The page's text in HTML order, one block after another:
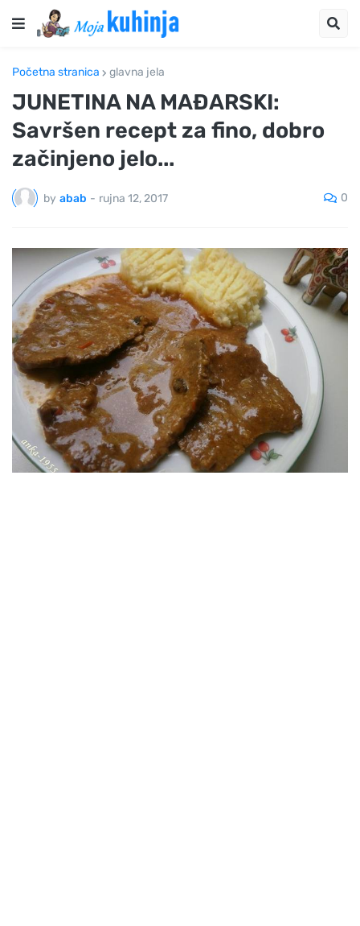
Početna stranica glavna jela
JUNETINA NA MAĐARSKI:
Savršen recept za fino, dobro
začinjeno jelo...
by abab - rujna 12, 2017 0